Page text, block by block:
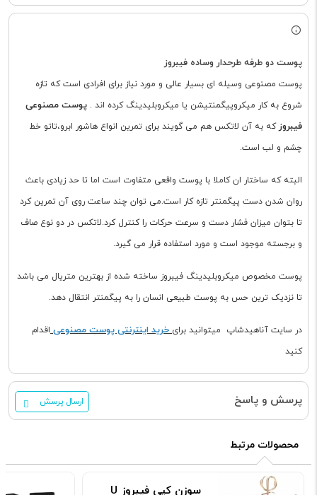
پوست دو طرفه طرحدار وساده فیبروز
پوست مصنوعی وسیله ای بسیار عالی و مورد نیاز برای افرادی است که تازه
شروع به کار میکروپیگمنتیشن یا میکروبلیدینگ کرده اند . پوست مصنوعی
فیبروزکه به آن لاتکس هم می گویند برای تمرین انواع هاشور ابرو،تاتو خط
چشم و لب است.
البته که ساختار ان کاملا با پوست واقعی متفاوت است اما تا حد زیادی باعث
روان شدن دست پیگمنتر تازه کار است.می توان چند ساعت روی آن تمرین کرد
تا بتوان میزان فشار دست و سرعت حرکات را کنترل کرد.لاتکس در دو نوع صاف
و برجسته موجود است و مورد استفاده قرار می گیرد.
پوست مخصوص میکروبلیدینگ فیبروز ساخته شده از بهترین متریال می باشد
تا نزدیک ترین حس به پوست طبیعی انسان را به پیگمنتر انتقال دهد.
در سایت آناهیدشاپ میتوانید برای خرید اینترنتی پوست مصنوعی اقدام
کنید
پرسش و پاسخ ارسال پرسش
محصولات مرتبط
سوزن کپی فیبروز U